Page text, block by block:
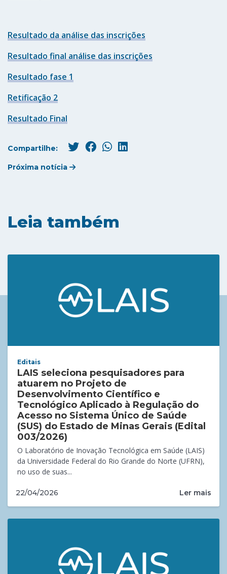
Resultado da análise das inscrições
Resultado final análise das inscrições
Resultado fase 1
Retificação 2
Resultado Final
Compartilhe:
Próxima notícia
Leia também
Editais
LAIS seleciona pesquisadores para
atuarem no Projeto de
Desenvolvimento Científico e
Tecnológico Aplicado à Regulação do
Acesso no Sistema Único de Saúde
(SUS) do Estado de Minas Gerais (Edital
003/2026)
O Laboratório de Inovação Tecnológica em Saúde (LAIS)
da Universidade Federal do Rio Grande do Norte (UFRN),
no uso de suas...
22/04/2026 Ler mais